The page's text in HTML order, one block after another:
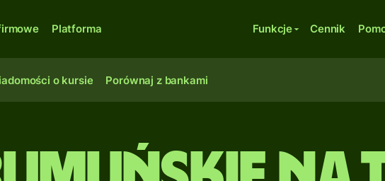
Platforma Funkcje Cennik
o kursie Porównaj z bankami